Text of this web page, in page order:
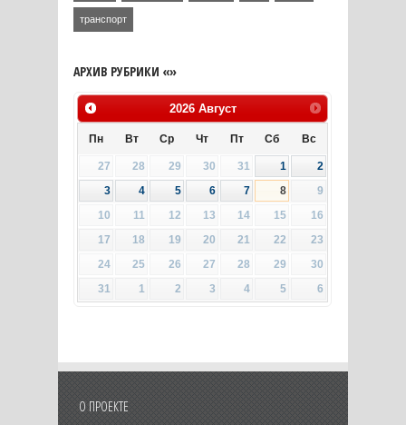
транспорт
АРХИВ РУБРИКИ «»
2026 Август
Пн Вт Ср Чт Пт Сб Вс
27 28 29 30 31 1
2
3
4 5 6 7 8
9
10
11 12 13 14 15
16
17
18 19 20 21 22
23
24
25 26 27 28 29
30
31
1 2 3 4 5 6
О ПРОЕКТЕ